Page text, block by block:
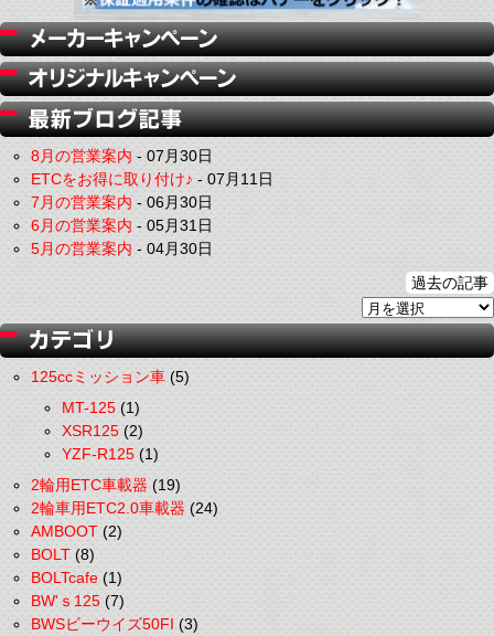
8月の営業案内-07月30日
ETCをお得に取り付け♪-07月11日
7月の営業案内-06月30日
6月の営業案内-05月31日
5月の営業案内-04月30日
過去の記事
125ccミッション車(5)
MT-125(1)
XSR125(2)
YZF-R125(1)
2輪用ETC車載器(19)
2輪車用ETC2.0車載器(24)
AMBOOT(2)
BOLT(8)
BOLTcafe(1)
BW'ｓ125(7)
BWSビーウイズ50FI(3)